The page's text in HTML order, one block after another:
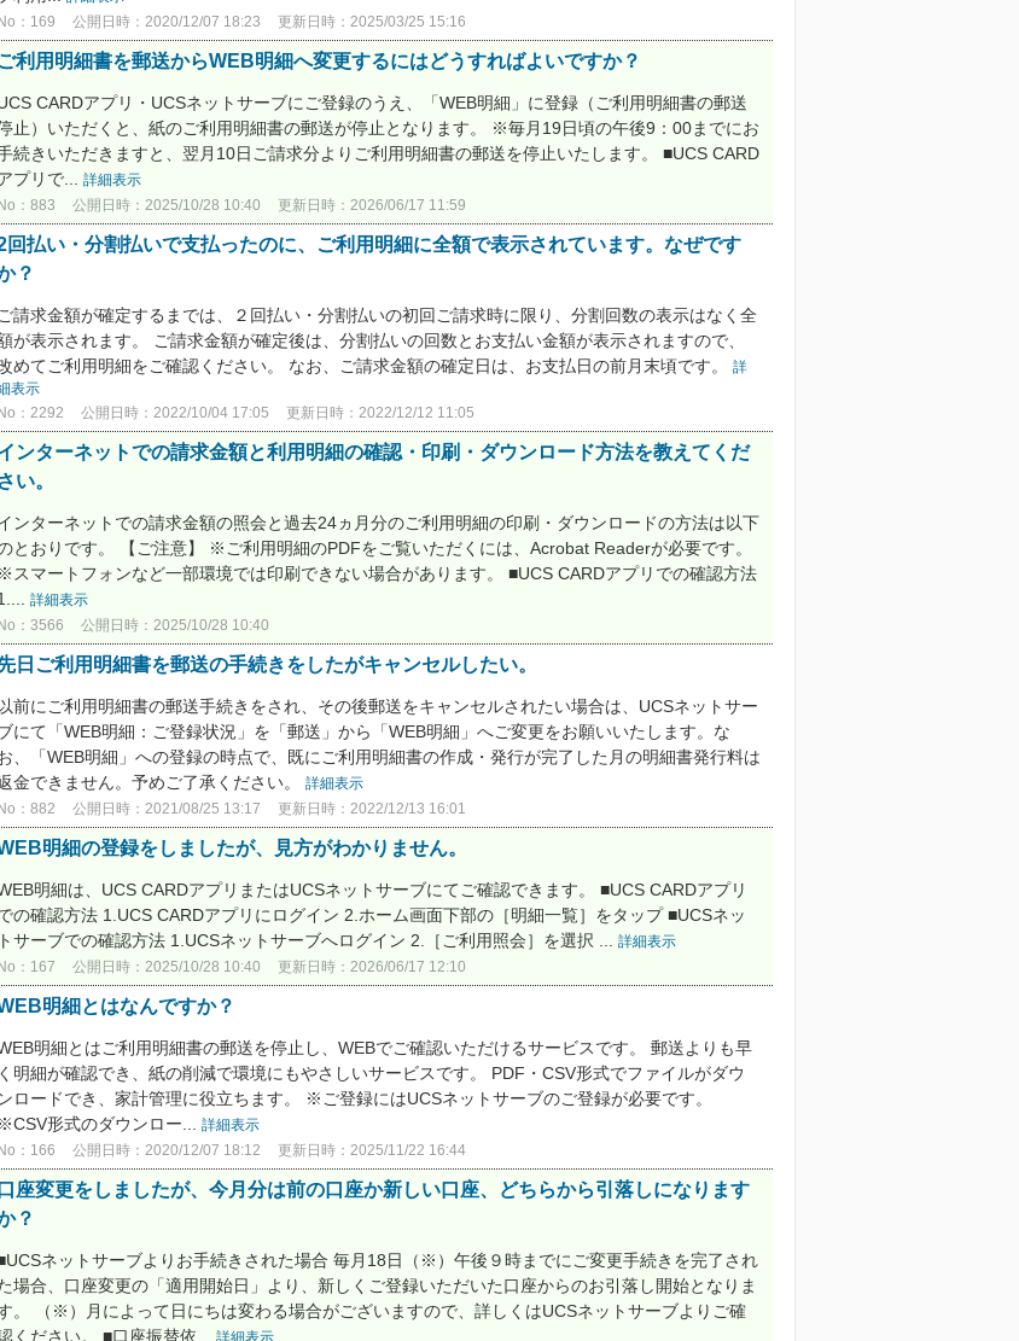
No：169 公開日時：2020/12/07 18:23 更新日時：2025/03/25 15:16
利用明細書を郵送からWEB明細へ変更するにはどうすればよいですか？
CARDアプリ・UCSネットサーブにご登録のうえ、「WEB明細」に登録（ご利用明細書の郵送
止）いただくと、紙のご利用明細書の郵送が停止となります。 ※毎月19日頃の午後9：00までにお
続きいただきますと、翌月10日ご請求分よりご利用明細書の郵送を停止いたします。 ■UCS CARD
プリで...
詳細表示
No：883 公開日時：2025/10/28 10:40 更新日時：2026/06/17 11:59
回払い・分割払いで支払ったのに、ご利用明細に全額で表示されています。なぜです
？
ご請求金額が確定するまでは、２回払い・分割払いの初回ご請求時に限り、分割回数の表示はなく全
が表示されます。 ご請求金額が確定後は、分割払いの回数とお支払い金額が表示されますので、
めてご利用明細をご確認ください。 なお、ご請求金額の確定日は、お支払日の前月末頃です。
詳
表示
No：2292 公開日時：2022/10/04 17:05 更新日時：2022/12/12 11:05
ンターネットでの請求金額と利用明細の確認・印刷・ダウンロード方法を教えてくだ
さい。
ンターネットでの請求金額の照会と過去24ヵ月分のご利用明細の印刷・ダウンロードの方法は以下
とおりです。 【ご注意】 ※ご利用明細のPDFをご覧いただくには、Acrobat Readerが必要です。
※スマートフォンなど一部環境では印刷できない場合があります。 ■UCS CARDアプリでの確認方法
詳細表示
No：3566 公開日時：2025/10/28 10:40
日ご利用明細書を郵送の手続きをしたがキャンセルしたい。
以前にご利用明細書の郵送手続きをされ、その後郵送をキャンセルされたい場合は、UCSネットサー
にて「WEB明細：ご登録状況」を「郵送」から「WEB明細」へご変更をお願いいたします。な
、「WEB明細」への登録の時点で、既にご利用明細書の作成・発行が完了した月の明細書発行料は
金できません。予めご了承ください。
詳細表示
No：882 公開日時：2021/08/25 13:17 更新日時：2022/12/13 16:01
明細の登録をしましたが、見方がわかりません。
明細は、UCS CARDアプリまたはUCSネットサーブにてご確認できます。 ■UCS CARDアプリ
の確認方法 1.UCS CARDアプリにログイン 2.ホーム画面下部の［明細一覧］をタップ ■UCSネッ
トサーブでの確認方法 1.UCSネットサーブへログイン 2.［ご利用照会］を選択 ...
詳細表示
No：167 公開日時：2025/10/28 10:40 更新日時：2026/06/17 12:10
明細とはなんですか？
明細とはご利用明細書の郵送を停止し、WEBでご確認いただけるサービスです。 郵送よりも早
く明細が確認でき、紙の削減で環境にもやさしいサービスです。 PDF・CSV形式でファイルがダウ
ンロードでき、家計管理に役立ちます。 ※ご登録にはUCSネットサーブのご登録が必要です。
※CSV形式のダウンロー...
詳細表示
No：166 公開日時：2020/12/07 18:12 更新日時：2025/11/22 16:44
口座変更をしましたが、今月分は前の口座か新しい口座、どちらから引落しになります
？
ネットサーブよりお手続きされた場合 毎月18日（※）午後９時までにご変更手続きを完了され
場合、口座変更の「適用開始日」より、新しくご登録いただいた口座からのお引落し開始となりま
。 （※）月によって日にちは変わる場合がございますので、詳しくはUCSネットサーブよりご確
ください。 ■口座振替依...
詳細表示